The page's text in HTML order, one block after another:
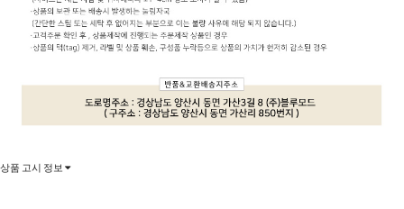
상품 고시 정보